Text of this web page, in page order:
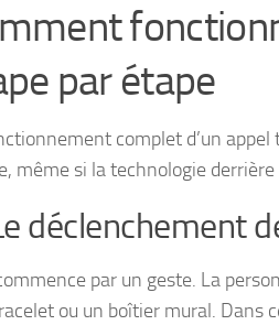
par étape
complet d’un
même si la technologie
déclenchement
par un geste. La
ou un boîtier mural. Dans